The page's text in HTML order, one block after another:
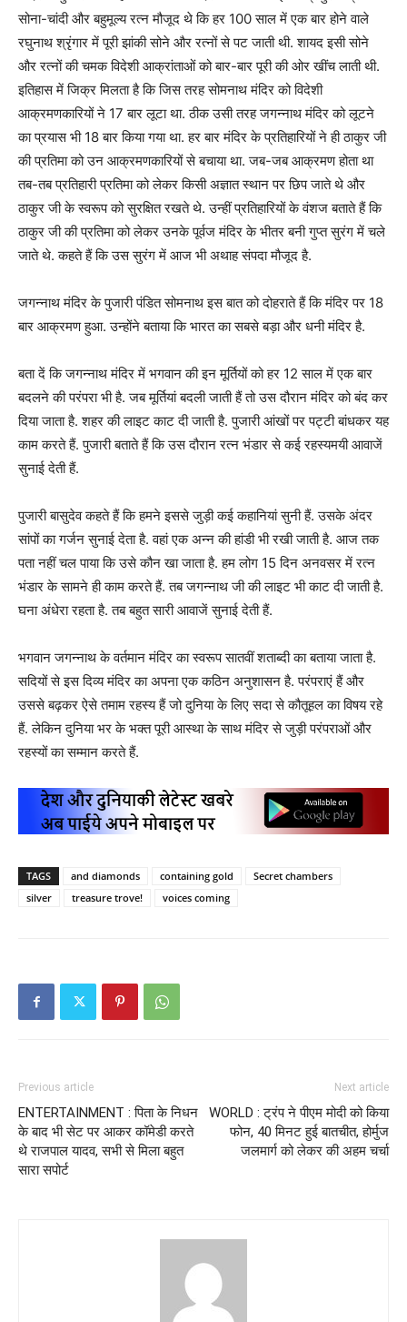
सोना-चांदी और बहुमूल्य रत्न मौजूद थे कि हर 100 साल में एक बार होने वाले
रघुनाथ श्रृंगार में पूरी झांकी सोने और रत्नों से पट जाती थी. शायद इसी सोने
और रत्नों की चमक विदेशी आक्रांताओं को बार-बार पूरी की ओर खींच लाती थी.
इतिहास में जिक्र मिलता है कि जिस तरह सोमनाथ मंदिर को विदेशी
आक्रमणकारियों ने 17 बार लूटा था. ठीक उसी तरह जगन्नाथ मंदिर को लूटने
का प्रयास भी 18 बार किया गया था. हर बार मंदिर के प्रतिहारियों ने ही ठाकुर जी
की प्रतिमा को उन आक्रमणकारियों से बचाया था. जब-जब आक्रमण होता था
तब-तब प्रतिहारी प्रतिमा को लेकर किसी अज्ञात स्थान पर छिप जाते थे और
ठाकुर जी के स्वरूप को सुरक्षित रखते थे. उन्हीं प्रतिहारियों के वंशज बताते हैं कि
ठाकुर जी की प्रतिमा को लेकर उनके पूर्वज मंदिर के भीतर बनी गुप्त सुरंग में चले
जाते थे. कहते हैं कि उस सुरंग में आज भी अथाह संपदा मौजूद है.
जगन्नाथ मंदिर के पुजारी पंडित सोमनाथ इस बात को दोहराते हैं कि मंदिर पर 18
बार आक्रमण हुआ. उन्होंने बताया कि भारत का सबसे बड़ा और धनी मंदिर है.
बता दें कि जगन्नाथ मंदिर में भगवान की इन मूर्तियों को हर 12 साल में एक बार
बदलने की परंपरा भी है. जब मूर्तियां बदली जाती हैं तो उस दौरान मंदिर को बंद कर
दिया जाता है. शहर की लाइट काट दी जाती है. पुजारी आंखों पर पट्टी बांधकर यह
काम करते हैं. पुजारी बताते हैं कि उस दौरान रत्न भंडार से कई रहस्यमयी आवाजें
सुनाई देती हैं.
पुजारी बासुदेव कहते हैं कि हमने इससे जुड़ी कई कहानियां सुनी हैं. उसके अंदर
सांपों का गर्जन सुनाई देता है. वहां एक अन्न की हांडी भी रखी जाती है. आज तक
पता नहीं चल पाया कि उसे कौन खा जाता है. हम लोग 15 दिन अनवसर में रत्न
भंडार के सामने ही काम करते हैं. तब जगन्नाथ जी की लाइट भी काट दी जाती है.
घना अंधेरा रहता है. तब बहुत सारी आवाजें सुनाई देती हैं.
भगवान जगन्नाथ के वर्तमान मंदिर का स्वरूप सातवीं शताब्दी का बताया जाता है.
सदियों से इस दिव्य मंदिर का अपना एक कठिन अनुशासन है. परंपराएं हैं और
उससे बढ़कर ऐसे तमाम रहस्य हैं जो दुनिया के लिए सदा से कौतूहल का विषय रहे
हैं. लेकिन दुनिया भर के भक्त पूरी आस्था के साथ मंदिर से जुड़ी परंपराओं और
रहस्यों का सम्मान करते हैं.
TAGS and diamonds containing gold
Secret chambers
silver
treasure trove! voices coming
Previous article
ENTERTAINMENT : पिता के निधन
के बाद भी सेट पर आकर कॉमेडी करते
थे राजपाल यादव, सभी से मिला बहुत
सारा सपोर्ट
Next article
WORLD : ट्रंप ने पीएम मोदी को किया
फोन, 40 मिनट हुई बातचीत, होर्मुज
जलमार्ग को लेकर की अहम चर्चा